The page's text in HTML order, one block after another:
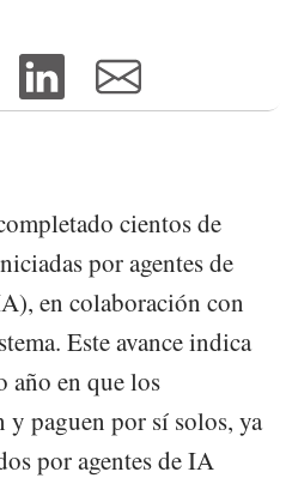
cientos de
por agentes de
en colaboración con
Este avance indica
año en que los
y paguen por sí solos, ya
por agentes de IA